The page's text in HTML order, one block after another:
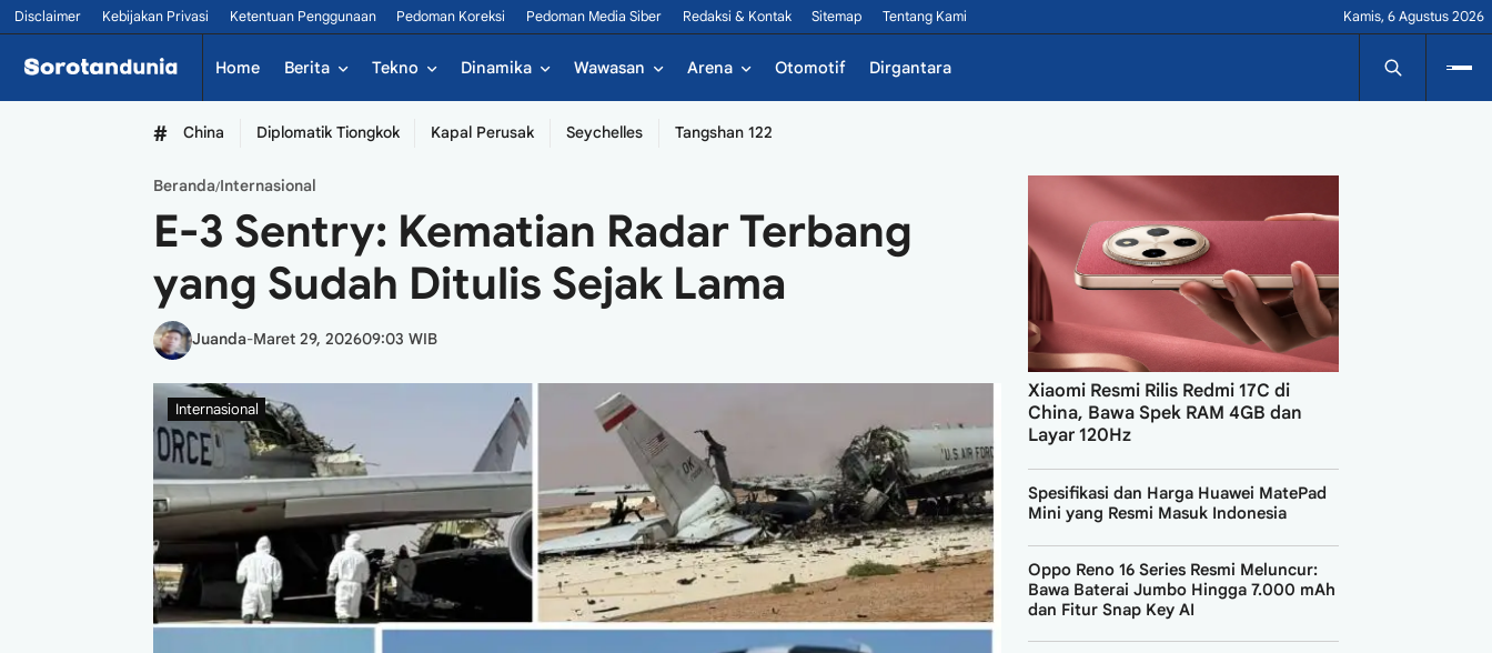
Disclaimer Kebijakan Privasi Ketentuan Penggunaan Pedoman Koreksi Pedoman Media Siber Redaksi & Kontak Sitemap Tentang Kami Kamis, 6 Agustus 2026
Home Berita Tekno Dinamika Wawasan Arena Otomotif Dirgantara
# China Diplomatik Tiongkok Kapal Perusak Seychelles Tangshan 122
Beranda/Internasional
E-3 Sentry: Kematian Radar Terbang
yang Sudah Ditulis Sejak Lama
Juanda-Maret 29, 202609:03 WIB
Internasional
Xiaomi Resmi Rilis Redmi 17C di
China, Bawa Spek RAM 4GB dan
Layar 120Hz
Spesifikasi dan Harga Huawei MatePad
Mini yang Resmi Masuk Indonesia
Oppo Reno 16 Series Resmi Meluncur:
Bawa Baterai Jumbo Hingga 7.000 mAh
dan Fitur Snap Key AI